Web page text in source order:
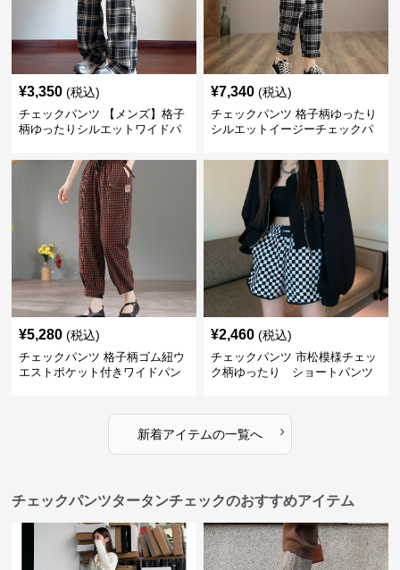
¥3,350 (税込)
チェックパンツ 【メンズ】格子
柄ゆったりシルエットワイドパ
¥7,340 (税込)
チェックパンツ 格子柄ゆったり
シルエットイージーチェックパ
¥5,280 (税込)
チェックパンツ 格子柄ゴム紐ウ
エストポケット付きワイドパン
¥2,460 (税込)
チェックパンツ 市松模様チェッ
ク柄ゆったり ショートパンツ
新着アイテムの一覧へ ›
チェックパンツタータンチェックのおすすめアイテム